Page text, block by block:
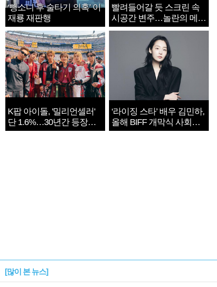
‘뺑소니 후 술타기 의혹’ 이
재룡 재판행
빨려들어갈 듯 스크린 속
시공간 변주…놀란의 메시
지는 ‘전쟁 속죄’
K팝 아이돌, '밀리언셀러'
단 1.6%…30년간 등장
1182개팀 전수조사
‘라이징 스타’ 배우 김민하,
올해 BIFF 개막식 사회자
확정
[많이 본 뉴스]